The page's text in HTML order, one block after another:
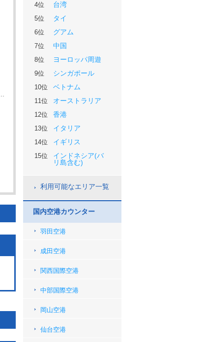
4位 台湾
5位 タイ
6位 グアム
7位 中国
8位 ヨーロッパ周遊
9位 シンガポール
10位 ベトナム
11位 オーストラリア
12位 香港
13位 イタリア
14位 イギリス
15位
インドネシア(バ
リ島含む)
利用可能なエリア一覧
国内空港カウンター
羽田空港
成田空港
関西国際空港
中部国際空港
岡山空港
仙台空港